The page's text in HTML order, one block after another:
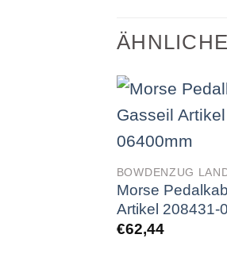
BOWDENZUG
Morse
Artikel 208431-
€62,44